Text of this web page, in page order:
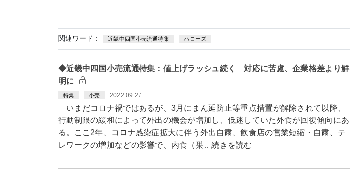
関連ワード： 近畿中四国小売流通特集 ハローズ
◆近畿中四国小売流通特集：値上げラッシュ続く 対応に苦慮、企業格差より鮮
明に
特集 小売 2022.09.27
いまだコロナ禍ではあるが、3月にまん延防止等重点措置が解除されて以降、
行動制限の緩和によって外出の機会が増加し、低迷していた外食が回復傾向にあ
る。ここ2年、コロナ感染症拡大に伴う外出自粛、飲食店の営業短縮・自粛、テ
レワークの増加などの影響で、内食（巣…続きを読む